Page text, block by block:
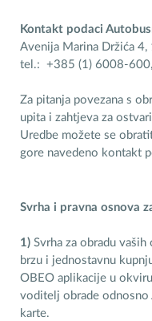
Kontakt podaci
Avenija Marina Držića
tel.: +385 (1) 6008-
Za pitanja povezana s
upita i zahtjeva za
Uredbe možete se
gore navedeno kontakt
Svrha i pravna osnova
1) Svrha za obradu
brzu i jednostavnu
OBEO aplikacije u
voditelj obrade
karte.